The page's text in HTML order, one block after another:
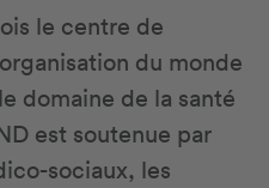
le centre de
du monde
domaine de la santé
est soutenue par
sociaux, les